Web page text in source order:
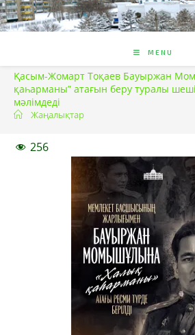
MENU
Қасым-Жомарт Тоқаев Бауыржан
қаһарманы” атағын беру туралы
мәлімдеді
Жаңалықтар
256